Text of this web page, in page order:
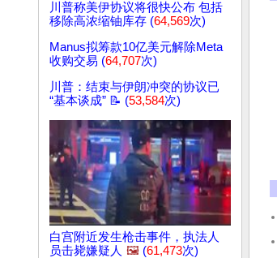
川普称美伊协议将很快公布 包括
移除高浓缩铀库存 (64,569次)
Manus拟筹款10亿美元解除Meta
收购交易 (64,707次)
川普：结束与伊朗冲突的协议已
“基本谈成” 📝 (53,584次)
白宫附近发生枪击事件，执法人
员击毙嫌疑人 🖼️ (61,473次)